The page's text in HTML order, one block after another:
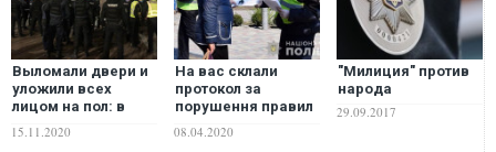
Выломали двери и
уложили всех
лицом на пол: в
пошла на штурм
15.11.2020
На вас склали
протокол за
порушення правил
сперечайтеся з
08.04.2020
"Милиция" против
народа
29.09.2017